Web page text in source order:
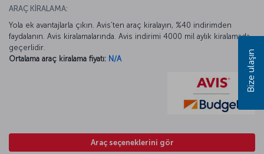
ARAÇ KİRALAMA:
Yola ek avantajlarla çıkın. Avis’ten araç kiralayın, %40 indirimden
faydalanın. Avis kiralamalarında. Avis indirimi 4000 mil aylık kiralamada
geçerlidir.
Ortalama araç kiralama fiyatı: N/A
Araç seçeneklerini gör
Bize ulaşın